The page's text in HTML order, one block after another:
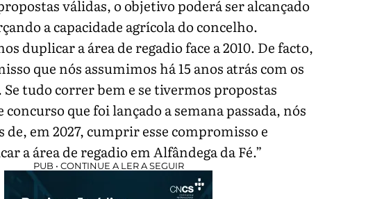
válidas, o objetivo poderá ser alcançado
a capacidade agrícola do concelho.
duplicar a área de regadio face a 2010. De facto,
que nós assumimos há 15 anos atrás com os
Se tudo correr bem e se tivermos propostas
concurso que foi lançado a semana passada, nós
de, em 2027, cumprir esse compromisso e
a área de regadio em Alfândega da Fé.”
PUB • CONTINUE A LER A SEGUIR